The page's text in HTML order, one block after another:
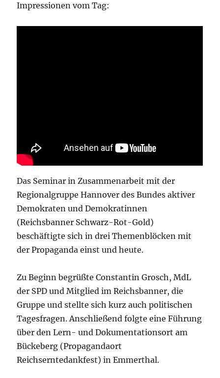
Impressionen vom Tag:
Das Seminar in Zusammenarbeit mit der
Regionalgruppe Hannover des Bundes aktiver
Demokraten und Demokratinnen
(Reichsbanner Schwarz-Rot-Gold)
beschäftigte sich in drei Themenblöcken mit
der Propaganda einst und heute.
Zu Beginn begrüßte Constantin Grosch, MdL
der SPD und Mitglied im Reichsbanner, die
Gruppe und stellte sich kurz auch politischen
Tagesfragen. Anschließend folgte eine Führung
über den Lern- und Dokumentationsort am
Bückeberg (Propagandaort
Reichserntedankfest) in Emmerthal.